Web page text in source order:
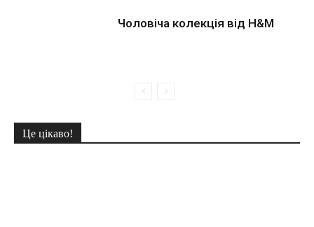
Чоловіча колекція від H&M
Це цікаво!